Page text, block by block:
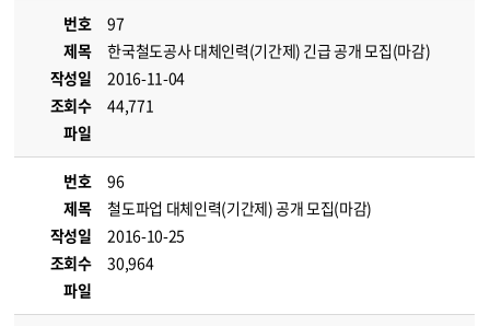
번호
97
제목
한국철도공사 대체인력(기간제) 긴급 공개 모집(마감)
작성일
2016-11-04
조회수
44,771
파일
번호
96
제목
철도파업 대체인력(기간제) 공개 모집(마감)
작성일
2016-10-25
조회수
30,964
파일